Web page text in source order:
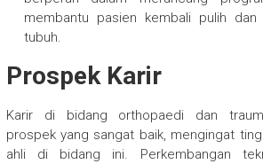
membantu pasien kembali pulih dan
tubuh.
Prospek Karir
Karir di bidang orthopaedi dan
prospek yang sangat baik, mengingat
ahli di bidang ini. Perkembangan